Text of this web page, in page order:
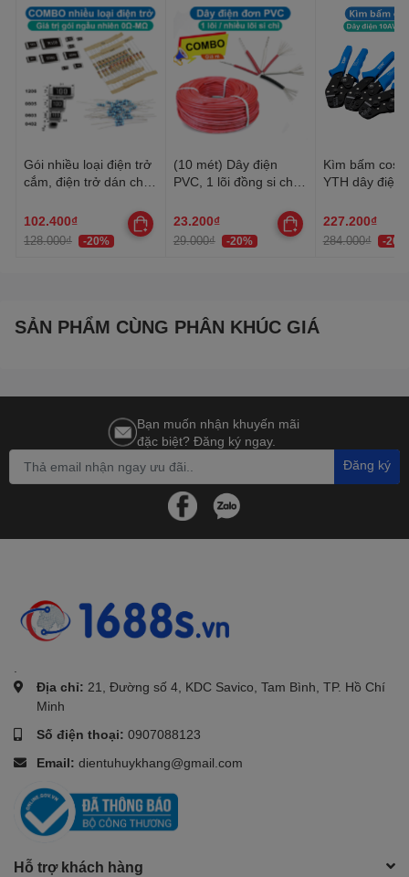
Gói nhiều loại điện trở
cắm, điện trở dán cho
102.400₫
128.000₫ -20%
(10 mét) Dây điện
PVC, 1 lõi đồng si chì,
22AWG
23.200₫
29.000₫ -20%
Kìm bấm cos
YTH dây điện
227.200₫
284.000₫ -20%
SẢN PHẨM CÙNG PHÂN KHÚC GIÁ
Bạn muốn nhận khuyến mãi
đặc biệt? Đăng ký ngay.
Đăng ký
Địa chỉ: 21, Đường số 4, KDC Savico, Tam Bình, TP. Hồ Chí
Minh
Số điện thoại: 0907088123
Email: dientuhuykhang@gmail.com
Hỗ trợ khách hàng